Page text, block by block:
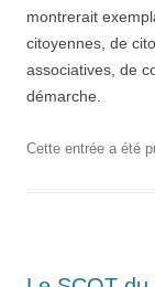
montrerait
citoyennes, de
associatives, de
démarche.
Cette entrée a été